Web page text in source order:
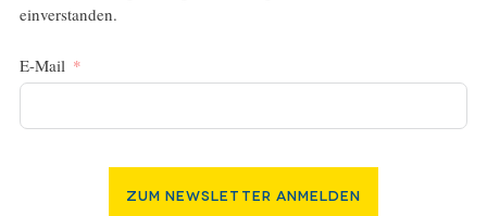
einverstanden.
E-Mail
Zum Newsletter Anmelden